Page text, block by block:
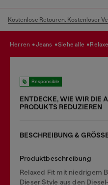
Kostenlose Retouren. Kostenloser
herren jeans siehe alle
Responsible
ENTDECKE, WIE WIR DIE
PRODUKTS REDUZIEREN
BESCHREIBUNG &
Produktbeschreibung
Relaxed Fit mit niedrigem
Dieser Style aus den